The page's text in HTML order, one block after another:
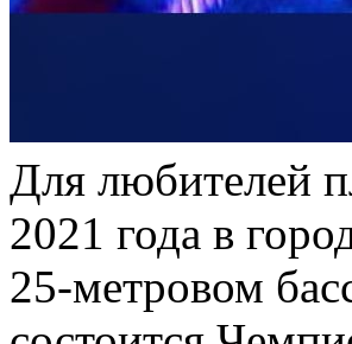
Для любителей
2021 года в
25-метровом